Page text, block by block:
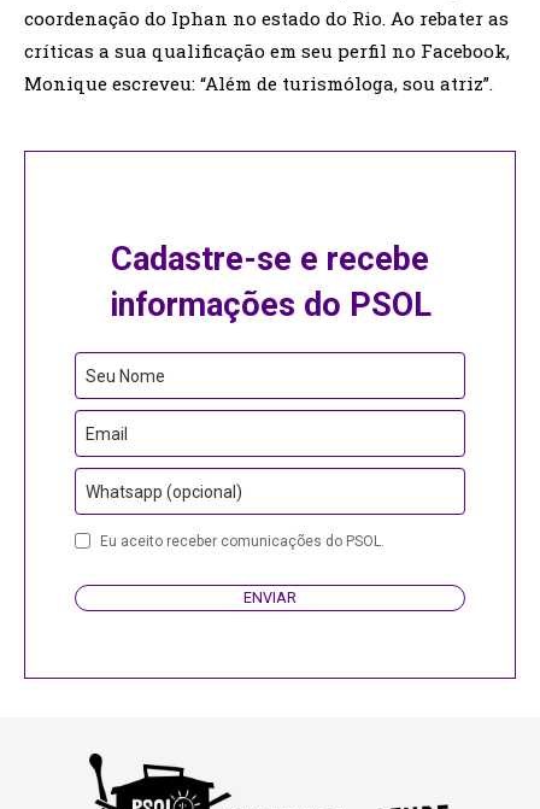
coordenação do Iphan no estado do Rio. Ao rebater as
críticas a sua qualificação em seu perfil no Facebook,
Monique escreveu: “Além de turismóloga, sou atriz”.
Cadastre-se e recebe
informações do PSOL
Email
Address
Seu Nome
Email
Whatsapp (opcional)
Eu aceito receber comunicações do PSOL.
ENVIAR